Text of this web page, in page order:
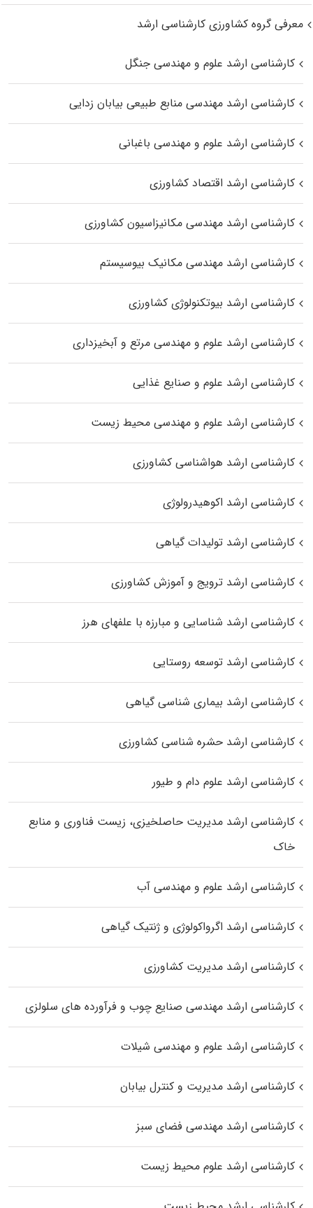
معرفی گروه کشاورزی کارشناسی ارشد
کارشناسی ارشد علوم و مهندسی جنگل
کارشناسی ارشد مهندسی منابع طبیعی بیابان زدایی
کارشناسی ارشد علوم و مهندسی باغبانی
کارشناسی ارشد اقتصاد کشاورزی
کارشناسی ارشد مهندسی مکانیزاسیون کشاورزی
کارشناسی ارشد مهندسی مکانیک بیوسیستم
کارشناسی ارشد بیوتکنولوژی کشاورزی
کارشناسی ارشد علوم و مهندسی مرتع و آبخیزداری
کارشناسی ارشد علوم و صنایع غذایی
کارشناسی ارشد علوم و مهندسی محیط زیست
کارشناسی ارشد هواشناسی کشاورزی
کارشناسی ارشد اکوهیدرولوژی
کارشناسی ارشد تولیدات گیاهی
کارشناسی ارشد ترویج و آموزش کشاورزی
کارشناسی ارشد شناسایی و مبارزه با علفهای هرز
کارشناسی ارشد توسعه روستایی
کارشناسی ارشد بیماری‌ شناسی گیاهی
کارشناسی ارشد حشره‌ شناسی کشاورزی
کارشناسی ارشد علوم دام و طیور
کارشناسی ارشد مدیریت حاصلخیزی، زیست فناوری و منابع
خاک
کارشناسی ارشد علوم و مهندسی آب
کارشناسی ارشد اگرواکولوژی و ژنتیک گیاهی
کارشناسی ارشد مدیریت کشاورزی
کارشناسی ارشد مهندسی صنایع چوب و فرآورده‌ های سلولزی
کارشناسی ارشد علوم و مهندسی شیلات
کارشناسی ارشد مدیریت و کنترل بیابان
کارشناسی ارشد مهندسی فضای سبز
کارشناسی ارشد علوم محیط‌ زیست